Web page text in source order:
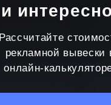
и
Рассчитайте
рекламной вывески
онлайн-